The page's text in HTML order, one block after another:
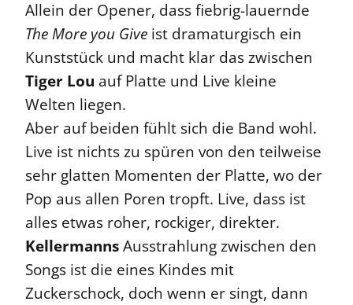
Allein der Opener, dass fiebrig-lauernde
The More you Give ist dramaturgisch ein
Kunststück und macht klar das zwischen
Tiger Lou auf Platte und Live kleine
Welten liegen.
Aber auf beiden fühlt sich die Band wohl.
Live ist nichts zu spüren von den teilweise
sehr glatten Momenten der Platte, wo der
Pop aus allen Poren tropft. Live, dass ist
alles etwas roher, rockiger, direkter.
KellermannsAusstrahlung zwischen den
Songs ist die eines Kindes mit
Zuckerschock, doch wenn er singt, dann